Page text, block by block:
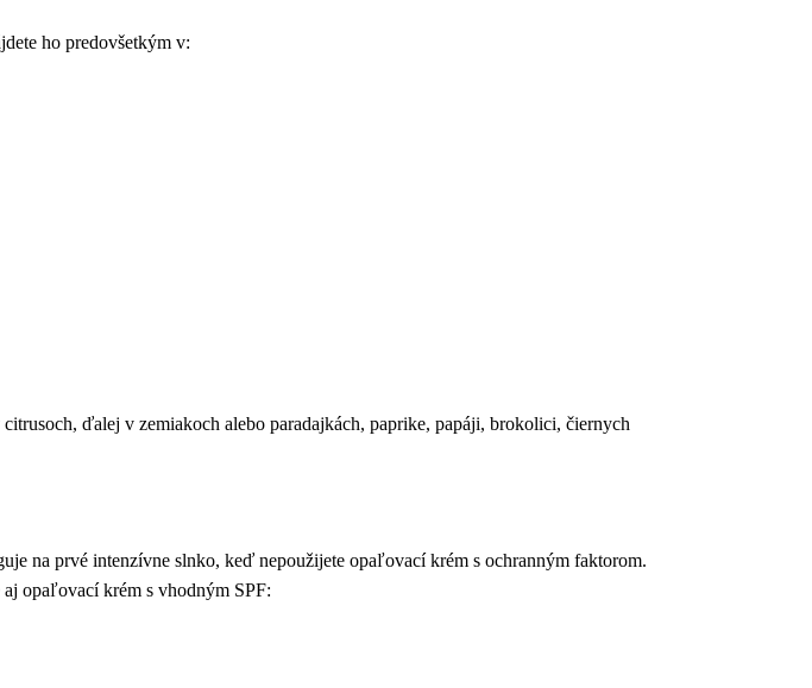
ho predovšetkým v:
ďalej v zemiakoch alebo paradajkách, paprike, papáji, brokolici, čiernych
na prvé intenzívne slnko, keď nepoužijete opaľovací krém s ochranným faktorom.
opaľovací krém s vhodným SPF: